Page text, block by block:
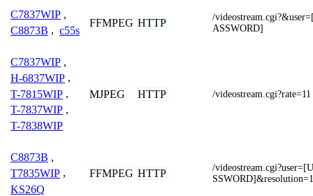
C7837WIP ,
C8873B , c55s
FFMPEG HTTP
/
ASSWORD]
C7837WIP ,
H-6837WIP ,
T-7815WIP ,
T-7837WIP ,
T-7838WIP
MJPEG HTTP /videostream.cgi?rate=11
C8873B ,
T7835WIP ,
KS26Q
FFMPEG HTTP
/